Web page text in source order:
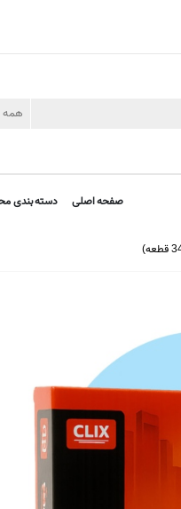
همه
صفحه اصلی دسته بندی